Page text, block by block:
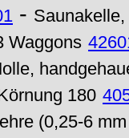
-
Waggons
180
(0,25-6